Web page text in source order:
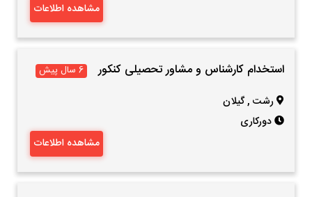
مشاهده اطلاعات
استخدام کارشناس و مشاور تحصیلی کنکور 6 سال پیش
رشت ,گیلان
دورکاری
مشاهده اطلاعات